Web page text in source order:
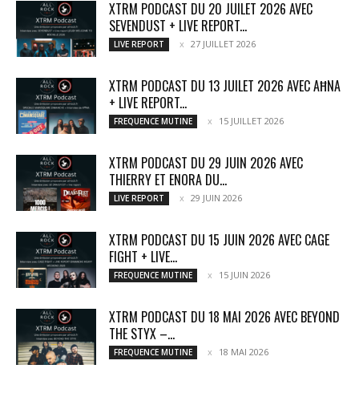
XTRM PODCAST DU 20 JUILET 2026 AVEC
SEVENDUST + LIVE REPORT...
LIVE REPORT 27 JUILLET 2026
XTRM PODCAST DU 13 JUILET 2026 AVEC AĦNA
+ LIVE REPORT...
FREQUENCE MUTINE 15 JUILLET 2026
XTRM PODCAST DU 29 JUIN 2026 AVEC
THIERRY ET ENORA DU...
LIVE REPORT 29 JUIN 2026
XTRM PODCAST DU 15 JUIN 2026 AVEC CAGE
FIGHT + LIVE...
FREQUENCE MUTINE 15 JUIN 2026
XTRM PODCAST DU 18 MAI 2026 AVEC BEYOND
THE STYX –...
FREQUENCE MUTINE 18 MAI 2026